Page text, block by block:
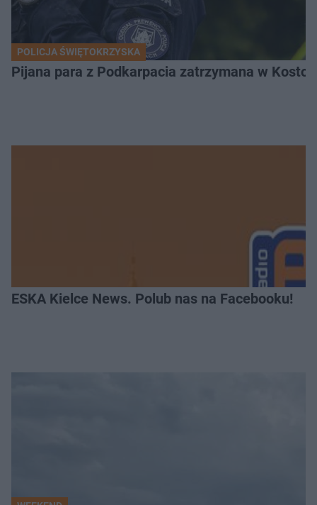
POLICJA ŚWIĘTOKRZYSKA
Pijana para z Podkarpacia zatrzymana w
ESKA Kielce News. Polub nas na Facebooku!